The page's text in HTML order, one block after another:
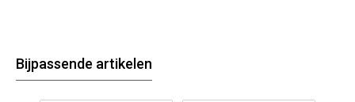
Bijpassende artikelen